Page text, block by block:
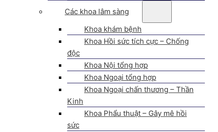
Các khoa lâm sàng
Khoa khám bệnh
Khoa Hồi sức tích cực – Chống
độc
Khoa Nội tổng hợp
Khoa Ngoại tổng hợp
Khoa Ngoại chấn thương – Thần
Kinh
Khoa Phẩu thuật – Gây mê hồi
sức